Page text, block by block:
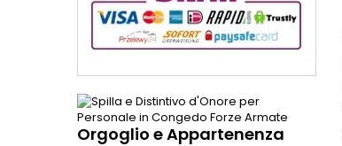
Orgoglio e Appartenenza